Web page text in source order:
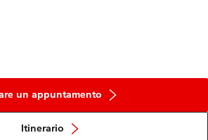
un appuntamento
Itinerario